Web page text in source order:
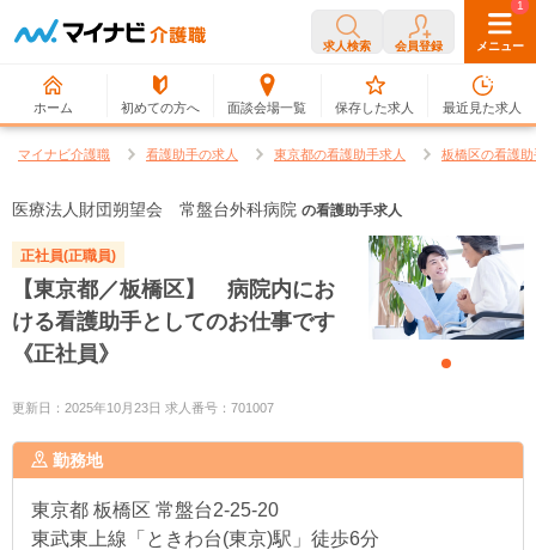
求人検索 会員登録 メニュー
ホーム 初めての方へ 面談会場一覧
0
保存した求人
1
最近見た求人
マイナビ介護職 看護助手の求人 東京都の看護助手求人 板橋区の看護
医療法人財団朔望会 常盤台外科病院 の看護助手求人
正社員(正職員)
【東京都／板橋区】 病院内にお
ける看護助手としてのお仕事です
《正社員》
更新日：2025年10月23日 求人番号：701007
勤務地
東京都 板橋区 常盤台2-25-20
東武東上線「ときわ台(東京)駅」徒歩6分